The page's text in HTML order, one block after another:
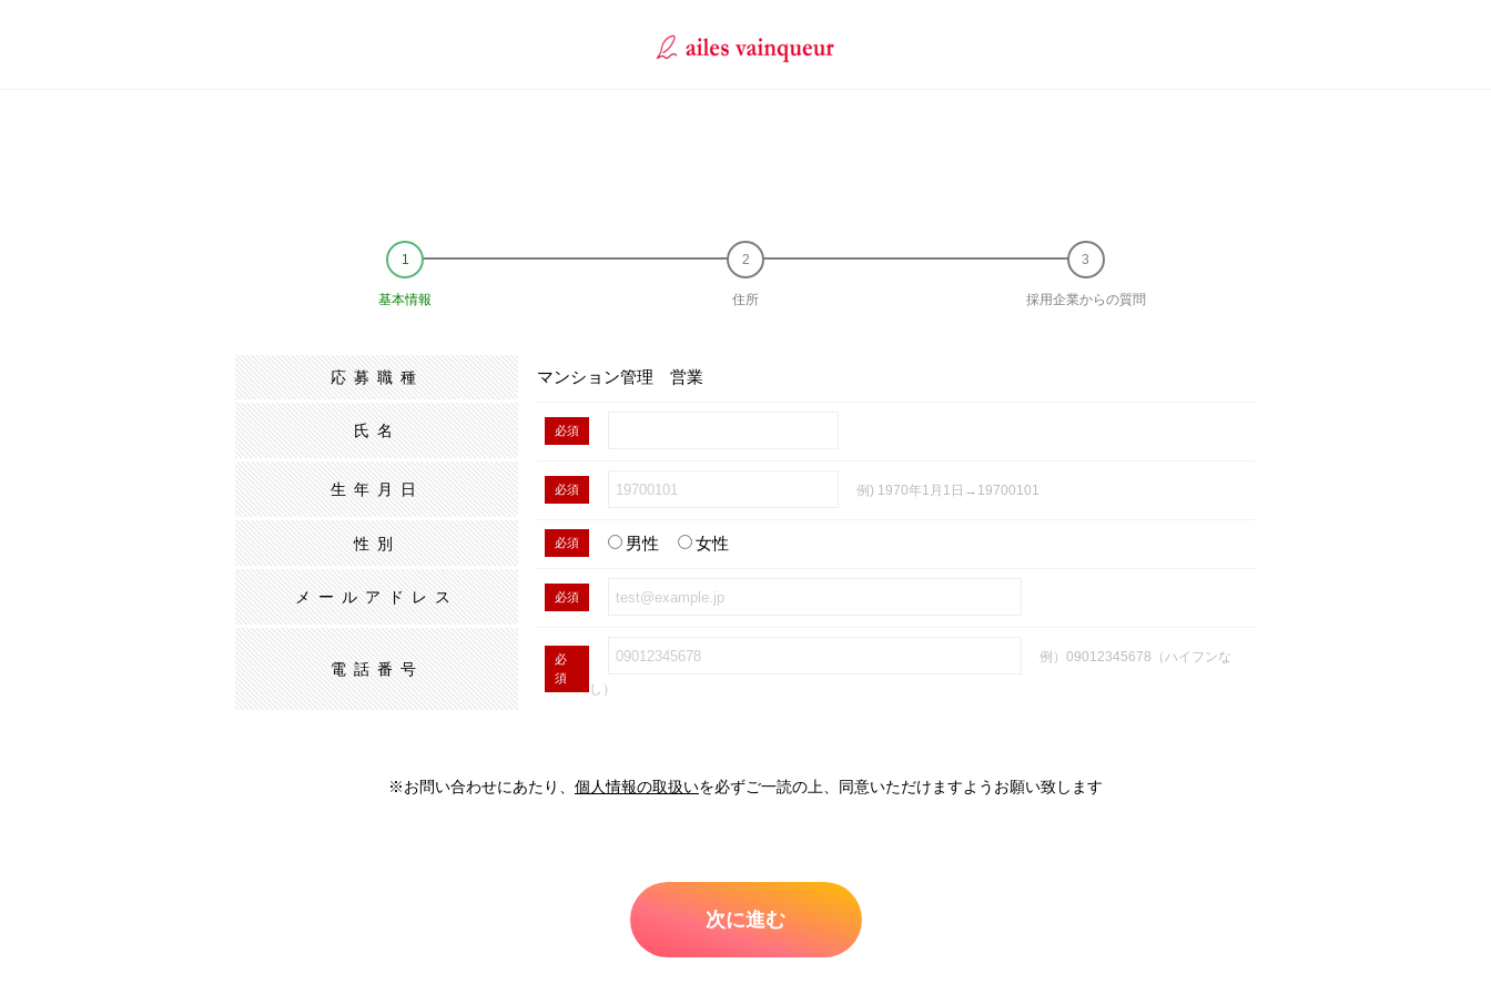
基本情報 住所 採用企業からの質問
応募職種 マンション管理 営業
氏名 必須
生年月日 必須 例) 1970年1月1日→19700101
性別 必須 男性 女性
メールアドレス 必須
電話番号
必
須
例）09012345678（ハイフンな
し）
※お問い合わせにあたり、 個人情報の取扱いを必ずご一読の上、同意いただけますようお願い致します